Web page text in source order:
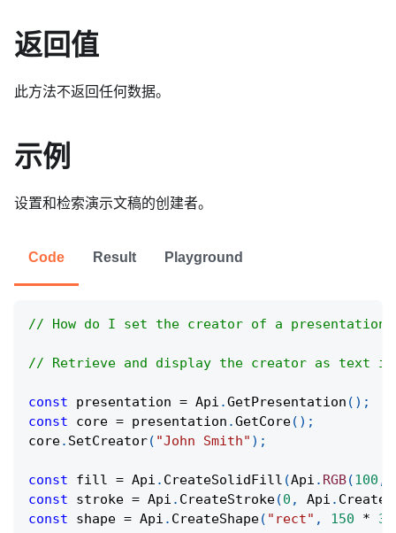
返回值
此方法不返回任何数据。
示例
设置和检索演示文稿的创建者。
Code Result Playground
// How do I set the creator of a presentation
// Retrieve and display the creator as text
const presentation = Api .GetPresentation ( ) ;
const core = presentation .GetCore( ) ;
core. SetCreator( "John Smith" ) ;
const fill = Api . CreateSolidFill (Api . RGB(100 ,
const stroke = Api . CreateStroke(0 , Api .
const shape = Api . CreateShape( "rect" , 150 *